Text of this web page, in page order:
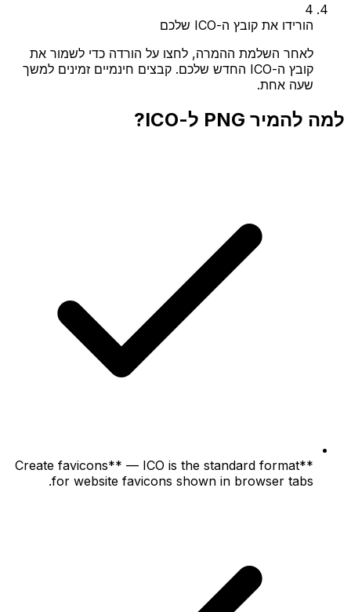
4
הורידו את קובץ ה-ICO שלכם
לאחר השלמת ההמרה, לחצו על הורדה כדי לשמור את
קובץ ה-ICO החדש שלכם. קבצים חינמיים זמינים למשך
שעה אחת.
למה להמיר PNG ל-ICO?
**Create favicons** — ICO is the standard format
for website favicons shown in browser tabs.